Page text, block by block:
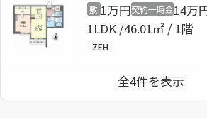
敷 1万円契約一時金14万
1LDK 46.01㎡ / 1階
ZEH
全4件を表示